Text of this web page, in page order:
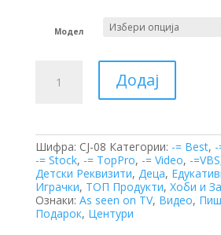
Модел
Додај
Шифра: CJ-08 Категории: -= Best,
-= Stock, -= TopPro, -= Video, -=VBS
Детски Реквизити, Деца,
Играчки, ТОП Продукти, Хоби и
Ознаки: As seen on TV, Видео,
Подарок, Центури